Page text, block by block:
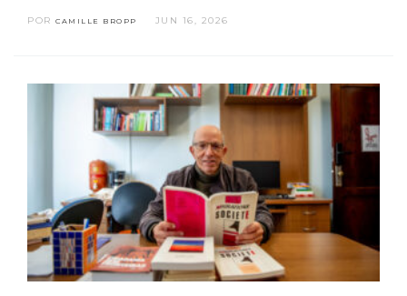
POR CAMILLE BROPP JUN 16, 2026